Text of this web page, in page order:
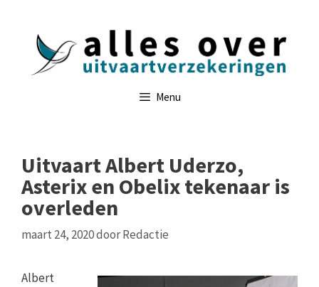
Menu
Uitvaart Albert Uderzo,
Asterix en Obelix tekenaar is
overleden
maart 24, 2020doorRedactie
Albert